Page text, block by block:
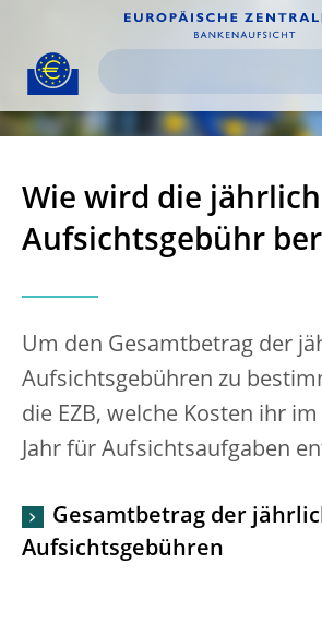
Skip to
content
Wie wird die
Aufsichtsgebühr
Um den Gesamtbetrag der
Aufsichtsgebühren zu
die EZB, welche Kosten ihr
Jahr für Aufsichtsaufgaben
Gesamtbetrag der
Aufsichtsgebühren